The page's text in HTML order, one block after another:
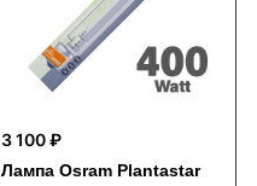
3 100 ₽
Лампа Osram Plantastar